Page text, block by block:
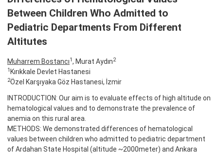
Between Children Who Admitted to
Pediatric Departments From Different
Altitutes
Muharrem Bostancı1, Murat Aydın2
1 Kırıkkale Devlet Hastanesi
2Özel Karşıyaka Göz Hastanesi, İzmir
INTRODUCTION: Our aim is to evaluate effects of high altitude on
hematological values and to demonstrate the prevalence of
anemia on this rural area.
METHODS: We demonstrated differences of hematological
values between children who admitted to pediatric department
of Ardahan State Hospital (altitude ~2000meter) and Ankara